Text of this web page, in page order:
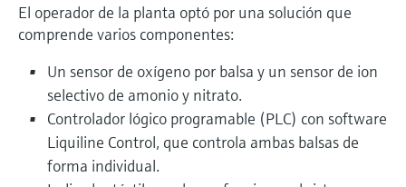
El operador de la planta optó por una solución que
comprende varios componentes:
Un sensor de oxígeno por balsa y un sensor de ion
selectivo de amonio y nitrato.
Controlador lógico programable (PLC) con software
Liquiline Control, que controla ambas balsas de
forma individual.